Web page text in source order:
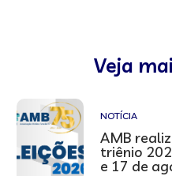
Veja
NOTÍCIA
AMB
triênio
e 17 de